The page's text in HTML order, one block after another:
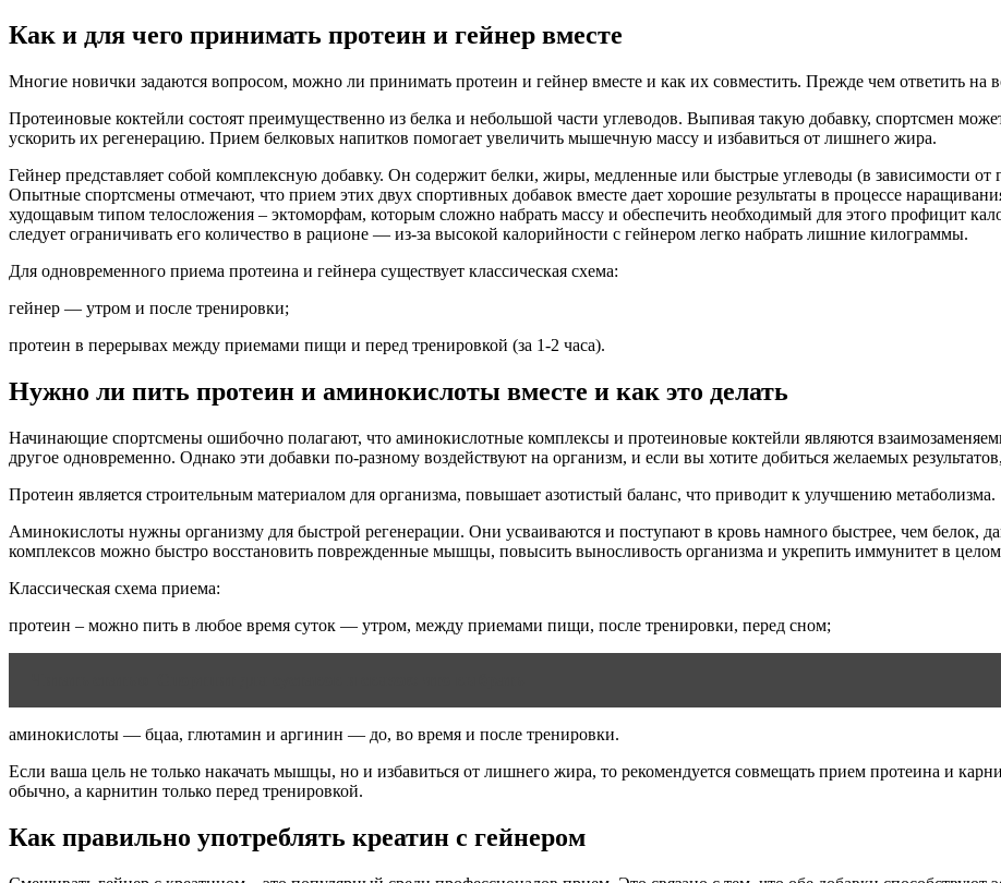
Как и для чего принимать протеин и гейнер вместе
Многие новички задаются вопросом, можно ли принимать протеин и гейнер вместе и как их совместить. Прежде чем ответить на
Протеиновые коктейли состоят преимущественно из белка и небольшой части углеводов. Выпивая такую добавку, спортсмен
ускорить их регенерацию. Прием белковых напитков помогает увеличить мышечную массу и избавиться от лишнего жира.
Гейнер представляет собой комплексную добавку. Он содержит белки, жиры, медленные или быстрые углеводы (в зависимости от
Опытные спортсмены отмечают, что прием этих двух спортивных добавок вместе дает хорошие результаты в процессе
худощавым типом телосложения – эктоморфам, которым сложно набрать массу и обеспечить необходимый для этого профицит
следует ограничивать его количество в рационе — из-за высокой калорийности с гейнером легко набрать лишние килограммы.
Для одновременного приема протеина и гейнера существует классическая схема:
гейнер — утром и после тренировки;
протеин в перерывах между приемами пищи и перед тренировкой (за 1-2 часа).
Нужно ли пить протеин и аминокислоты вместе и как это делать
Начинающие спортсмены ошибочно полагают, что аминокислотные комплексы и протеиновые коктейли являются
другое одновременно. Однако эти добавки по-разному воздействуют на организм, и если вы хотите добиться желаемых
Протеин является строительным материалом для организма, повышает азотистый баланс, что приводит к улучшению метаболизма.
Аминокислоты нужны организму для быстрой регенерации. Они усваиваются и поступают в кровь намного быстрее, чем
комплексов можно быстро восстановить поврежденные мышцы, повысить выносливость организма и укрепить иммунитет в
Классическая схема приема:
протеин – можно пить в любое время суток — утром, между приемами пищи, после тренировки, перед сном;
аминокислоты — бцаа, глютамин и аргинин — до, во время и после тренировки.
Если ваша цель не только накачать мышцы, но и избавиться от лишнего жира, то рекомендуется совмещать прием протеина и
обычно, а карнитин только перед тренировкой.
Как правильно употреблять креатин с гейнером